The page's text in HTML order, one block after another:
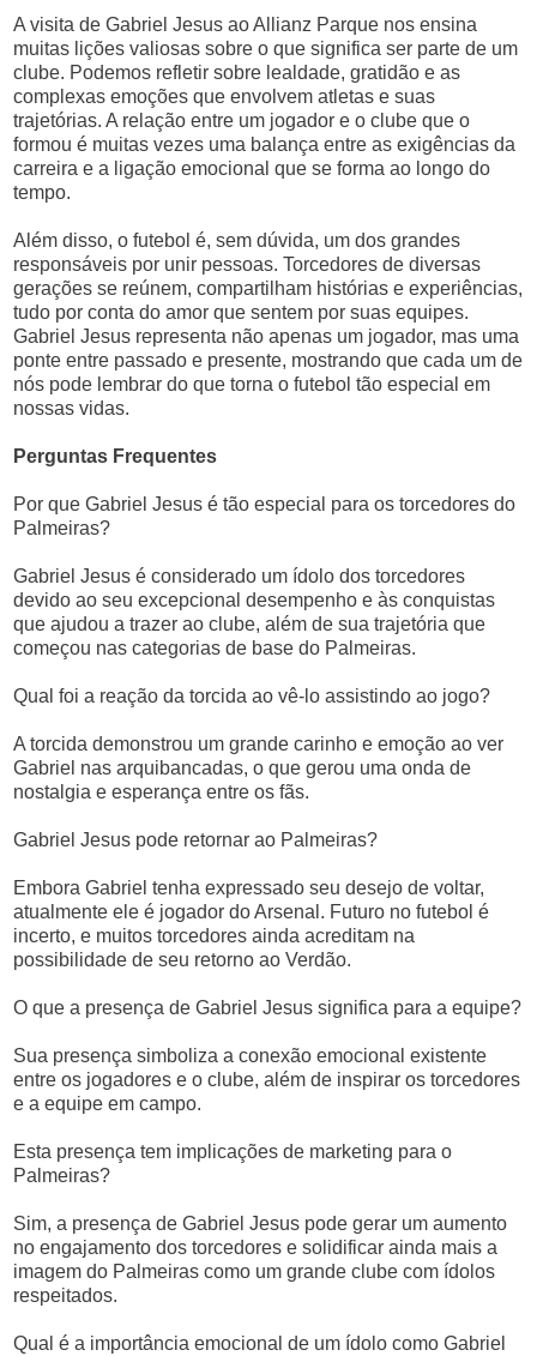
A visita de Gabriel Jesus ao Allianz Parque nos ensina
muitas lições valiosas sobre o que significa ser parte de um
clube. Podemos refletir sobre lealdade, gratidão e as
complexas emoções que envolvem atletas e suas
trajetórias. A relação entre um jogador e o clube que o
formou é muitas vezes uma balança entre as exigências da
carreira e a ligação emocional que se forma ao longo do
tempo.
Além disso, o futebol é, sem dúvida, um dos grandes
responsáveis por unir pessoas. Torcedores de diversas
gerações se reúnem, compartilham histórias e experiências,
tudo por conta do amor que sentem por suas equipes.
Gabriel Jesus representa não apenas um jogador, mas uma
ponte entre passado e presente, mostrando que cada um de
nós pode lembrar do que torna o futebol tão especial em
nossas vidas.
Perguntas Frequentes
Por que Gabriel Jesus é tão especial para os torcedores do
Palmeiras?
Gabriel Jesus é considerado um ídolo dos torcedores
devido ao seu excepcional desempenho e às conquistas
que ajudou a trazer ao clube, além de sua trajetória que
começou nas categorias de base do Palmeiras.
Qual foi a reação da torcida ao vê-lo assistindo ao jogo?
A torcida demonstrou um grande carinho e emoção ao ver
Gabriel nas arquibancadas, o que gerou uma onda de
nostalgia e esperança entre os fãs.
Gabriel Jesus pode retornar ao Palmeiras?
Embora Gabriel tenha expressado seu desejo de voltar,
atualmente ele é jogador do Arsenal. Futuro no futebol é
incerto, e muitos torcedores ainda acreditam na
possibilidade de seu retorno ao Verdão.
O que a presença de Gabriel Jesus significa para a equipe?
Sua presença simboliza a conexão emocional existente
entre os jogadores e o clube, além de inspirar os torcedores
e a equipe em campo.
Esta presença tem implicações de marketing para o
Palmeiras?
Sim, a presença de Gabriel Jesus pode gerar um aumento
no engajamento dos torcedores e solidificar ainda mais a
imagem do Palmeiras como um grande clube com ídolos
respeitados.
Qual é a importância emocional de um ídolo como Gabriel